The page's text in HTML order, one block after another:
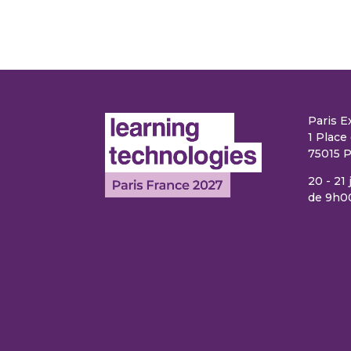
Paris
1
75015
20 - 21
de